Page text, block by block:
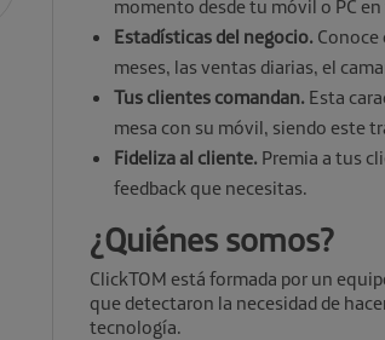
momento desde tu móvil o PC
Estadísticas del negocio. Conoce
meses, las ventas diarias, el
Tus clientes comandan. Esta
mesa con su móvil, siendo este
Fideliza al cliente. Premia a tus
feedback que necesitas.
¿Quiénes somos?
ClickTOM está formada por un
que detectaron la necesidad de
tecnología.